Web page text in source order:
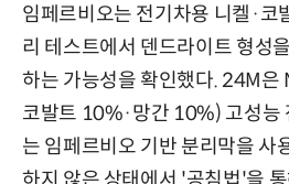
임페르비오는 전기차용 니켈·코
리 테스트에서 덴드라이트 형성
하는 가능성을 확인했다. 24M
코발트 10%·망간 10%) 고성능
는 임페르비오 기반 분리막을 사